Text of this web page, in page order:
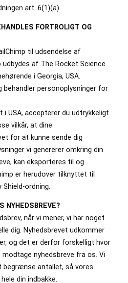
art. 6(1)(a).
FORTROLIGT OG
til udsendelse af
udbydes af The Rocket Science
i Georgia, USA.
behandler personoplysninger for
i USA, accepterer du udtrykkeligt
vilkår, at dine
for at kunne sende dig
vi genererer omkring din
kan eksporteres til og
er herudover tilknyttet til
ordning.
NYHEDSBREVE?
når vi mener, vi har noget
dig. Nyhedsbrevet udkommer
og det er derfor forskelligt hvor
nyhedsbreve fra os. Vi
antallet, så vores
din indbakke.